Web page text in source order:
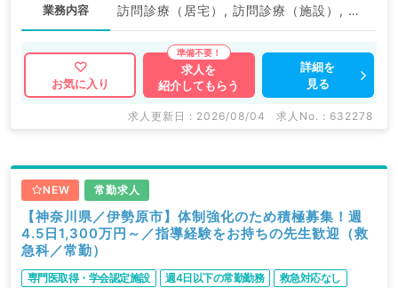
業務内容 訪問診療（居宅）, 訪問診療（施設）, その他
お気に入り
求人を
紹介してもらう
詳細を
見る
求人更新日 : 2026/08/04 求人No. : 632278
NEW 常勤求人
【神奈川県／伊勢原市】体制強化のため積極募集！週
4.5日1,300万円～／指導経験をお持ちの先生歓迎（救
急科／常勤）
専門医取得・学会認定施設 週4日以下の常勤勤務
救急対応なし